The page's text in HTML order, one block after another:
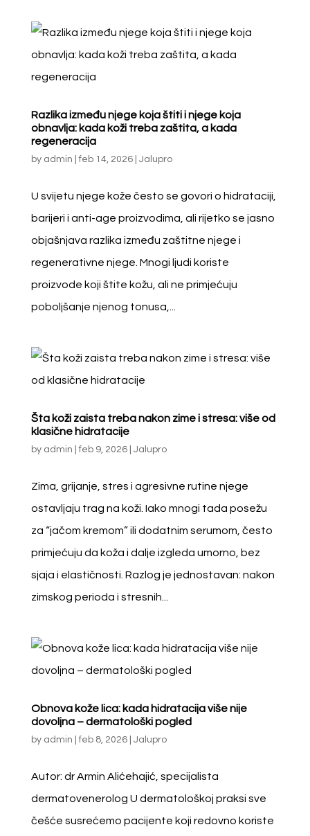
Razlika između njege koja štiti i njege koja
obnavlja: kada koži treba zaštita, a kada
regeneracija
by admin |feb 14, 2026| Jalupro
U svijetu njege kože često se govori o hidrataciji,
barijeri i anti-age proizvodima, ali rijetko se jasno
objašnjava razlika između zaštitne njege i
regenerativne njege. Mnogi ljudi koriste
proizvode koji štite kožu, ali ne primjećuju
poboljšanje njenog tonusa,...
Šta koži zaista treba nakon zime i stresa: više od
klasične hidratacije
by admin |feb 9, 2026| Jalupro
Zima, grijanje, stres i agresivne rutine njege
ostavljaju trag na koži. Iako mnogi tada posežu
za “jačom kremom” ili dodatnim serumom, često
primjećuju da koža i dalje izgleda umorno, bez
sjaja i elastičnosti. Razlog je jednostavan: nakon
zimskog perioda i stresnih...
Obnova kože lica: kada hidratacija više nije
dovoljna – dermatološki pogled
by admin |feb 8, 2026| Jalupro
Autor: dr Armin Alićehajić, specijalista
dermatovenerolog U dermatološkoj praksi sve
češće susrećemo pacijente koji redovno koriste